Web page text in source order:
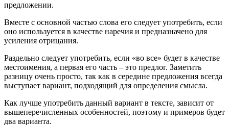
предложении.
Вместе с основной частью слова его следует употребить, если
оно используется в качестве наречия и предназначено для
усиления отрицания.
Раздельно следует употребить, если «во все» будет в качестве
местоимения, а первая его часть – это предлог. Заметить
разницу очень просто, так как в середине предложения всегда
выступает вариант, подходящий для определения смысла.
Как лучше употребить данный вариант в тексте, зависит от
вышеперечисленных особенностей, поэтому и примеров будет
два варианта.